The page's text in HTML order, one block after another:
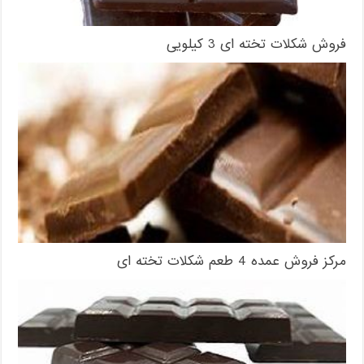
فروش شکلات تخته ای 3 کیلویی
مرکز فروش عمده 4 طعم شکلات تخته ای